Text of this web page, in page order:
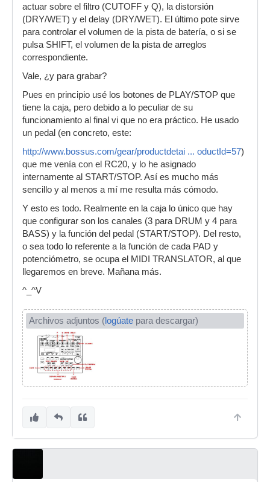
actuar sobre el filtro (CUTOFF y Q), la distorsión
(DRY/WET) y el delay (DRY/WET). El último pote sirve
para controlar el volumen de la pista de batería, o si se
pulsa SHIFT, el volumen de la pista de arreglos
correspondiente.
Vale, ¿y para grabar?
Pues en principio usé los botones de PLAY/STOP que
tiene la caja, pero debido a lo peculiar de su
funcionamiento al final vi que no era práctico. He usado
un pedal (en concreto, este:
http://www.bossus.com/gear/productdetai ... oductId=57)
que me venía con el RC20, y lo he asignado
internamente al START/STOP. Así es mucho más
sencillo y al menos a mí me resulta más cómodo.
Y esto es todo. Realmente en la caja lo único que hay
que configurar son los canales (3 para DRUM y 4 para
BASS) y la función del pedal (START/STOP). Del resto,
o sea todo lo referente a la función de cada PAD y
potenciómetro, se ocupa el MIDI TRANSLATOR, al que
llegaremos en breve. Mañana más.
^_^V
Archivos adjuntos (logúate para descargar)